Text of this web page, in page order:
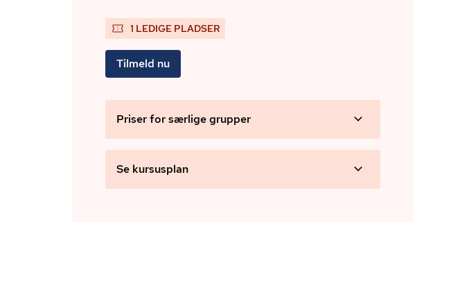
1 LEDIGE PLADSER
Tilmeld nu
Priser for særlige grupper
Se kursusplan